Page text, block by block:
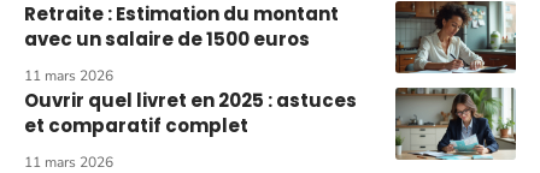
Retraite : Estimation du montant
avec un salaire de 1500 euros
11 mars 2026
Ouvrir quel livret en 2025 : astuces
et comparatif complet
11 mars 2026